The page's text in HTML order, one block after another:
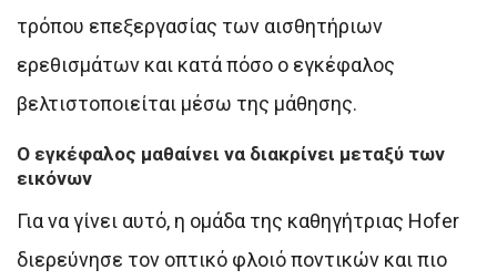
τρόπου επεξεργασίας των αισθητήριων
ερεθισμάτων και κατά πόσο ο εγκέφαλος
βελτιστοποιείται μέσω της μάθησης.
Ο εγκέφαλος μαθαίνει να διακρίνει μεταξύ των
εικόνων
Για να γίνει αυτό, η ομάδα της καθηγήτριας Hofer
διερεύνησε τον οπτικό φλοιό ποντικών και πιο